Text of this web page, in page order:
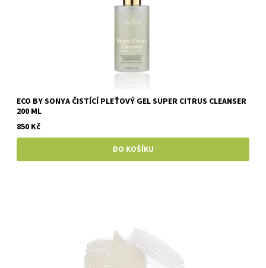
ECO BY SONYA ČISTÍCÍ PLEŤOVÝ GEL SUPER CITRUS CLEANSER
200 ML
850 Kč